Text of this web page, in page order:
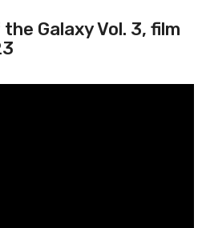
Galaxy Vol. 3, film